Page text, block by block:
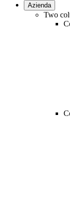
Azienda
Two